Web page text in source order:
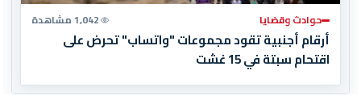
حوادث وقضايا 1,042 مشاهدة
أرقام أجنبية تقود مجموعات "واتساب" تحرض على
اقتحام سبتة في 15 غشت